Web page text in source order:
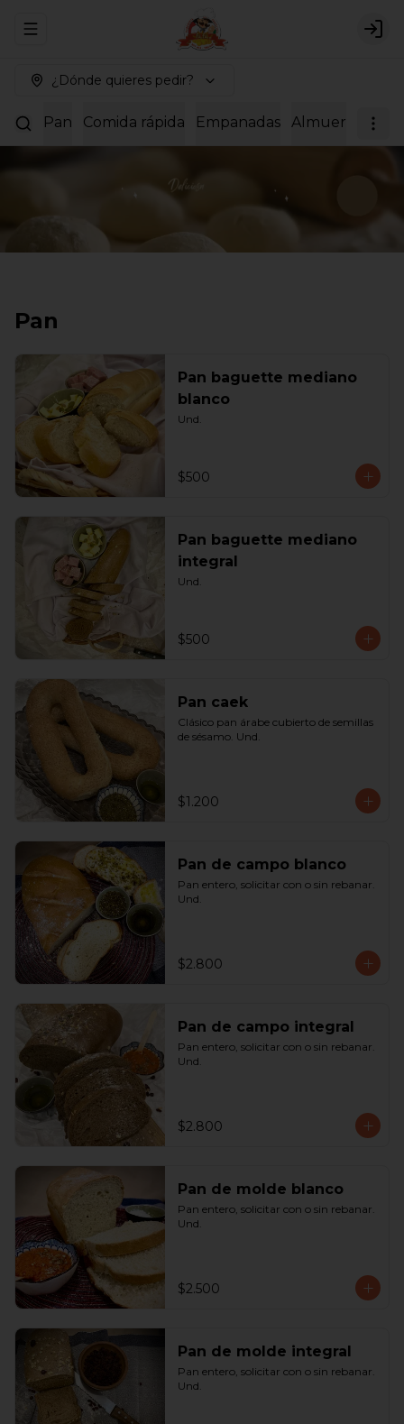
Abrir menu de navegación
¿Dónde quieres pedir?
Pan Comida rápida Empanadas Almuerzos
Pan
Pan baguette mediano
blanco
Und.
$500
Pan baguette mediano
integral
Und.
$500
Pan caek
Clásico pan árabe cubierto de semillas
de sésamo. Und.
$1.200
Pan de campo blanco
Pan entero, solicitar con o sin rebanar.
Und.
$2.800
Pan de campo integral
Pan entero, solicitar con o sin rebanar.
Und.
$2.800
Pan de molde blanco
Pan entero, solicitar con o sin rebanar.
Und.
$2.500
Pan de molde integral
Pan entero, solicitar con o sin rebanar.
Und.